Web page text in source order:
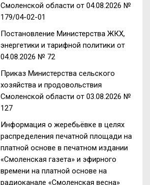
Смоленской области от 04.08.2026 №
179/04-02-01
Постановление Министерства ЖКХ,
энергетики и тарифной политики от
04.08.2026 № 72
Приказ Министерства сельского
хозяйства и продовольствия
Смоленской области от 03.08.2026 №
127
Информация о жеребьёвке в целях
распределения печатной площади на
платной основе в печатном издании
«Смоленская газета» и эфирного
времени на платной основе на
радиоканале «Смоленская весна»